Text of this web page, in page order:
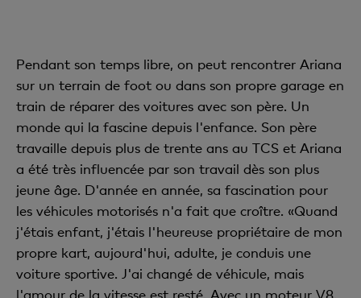
Pendant son temps libre, on peut rencontrer Ariana
sur un terrain de foot ou dans son propre garage en
train de réparer des voitures avec son père. Un
monde qui la fascine depuis l'enfance. Son père
travaille depuis plus de trente ans au TCS et Ariana
a été très influencée par son travail dès son plus
jeune âge. D'année en année, sa fascination pour
les véhicules motorisés n'a fait que croître. «Quand
j'étais enfant, j'étais l'heureuse propriétaire de mon
propre kart, aujourd'hui, adulte, je conduis une
voiture sportive. J'ai changé de véhicule, mais
l'amour de la vitesse est resté. Avec un moteur V8,